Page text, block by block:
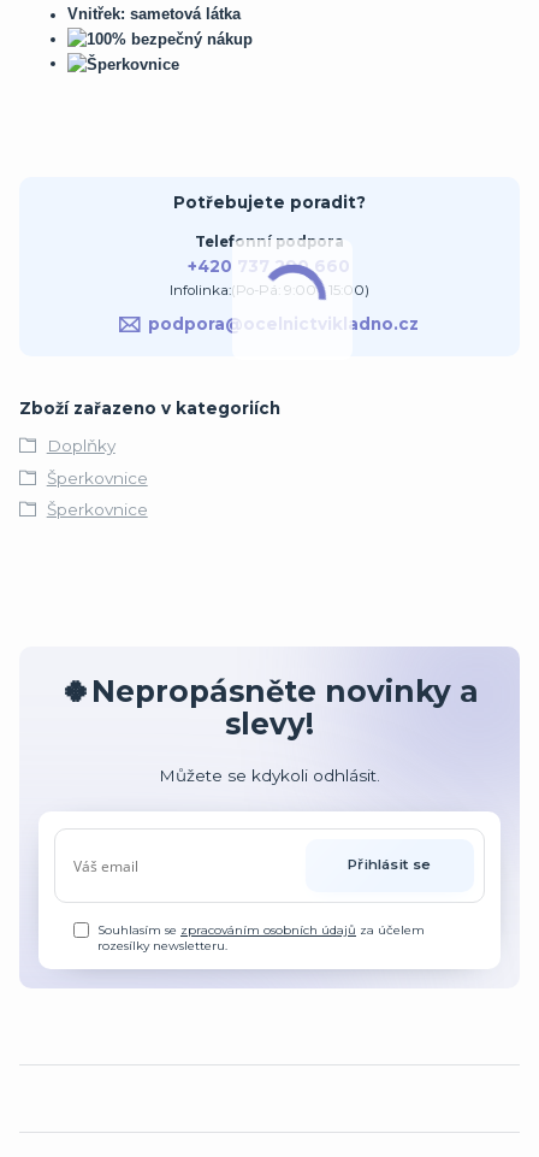
Vnitřek: sametová látka
Potřebujete poradit?
Telefonní podpora
+420 737 290 660
Infolinka:(Po-Pá: 9:00 - 15:00)
podpora@ocelnictvikladno.cz
Zboží zařazeno v kategoriích
Doplňky
Šperkovnice
Šperkovnice
🍀Nepropásněte novinky a
slevy!
Můžete se kdykoli odhlásit.
Přihlásit se
Souhlasím se zpracováním osobních údajů za účelem
rozesílky newsletteru.